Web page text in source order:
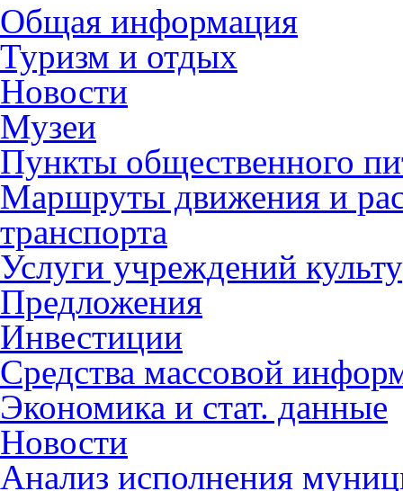
Общая информация
Туризм и отдых
Новости
Музеи
Пункты общественного
Маршруты движения и
транспорта
Услуги учреждений
Предложения
Инвестиции
Средства массовой
Экономика и стат. данные
Новости
Анализ исполнения